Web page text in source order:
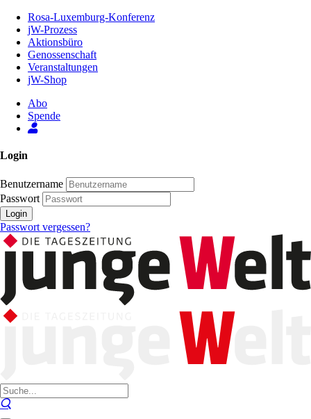
Inhalt
Seite
Rosa-Luxemburg-Konferenz
jW-Prozess
Aktionsbüro
Genossenschaft
Veranstaltungen
jW-Shop
Abo
Spende
Login
Benutzername
Passwort
Login
Passwort vergessen?